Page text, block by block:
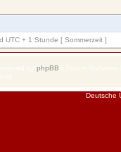
UTC + 1 Stunde [ Sommerzeit ]
phpBB
Deutsche